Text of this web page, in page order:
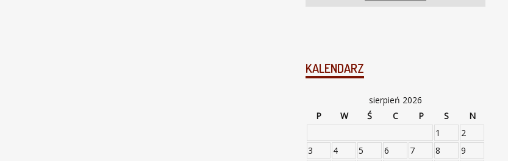
KALENDARZ
sierpień 2026
P
W Ś C P S
N
1
2
3
4 5 6 7 8
9